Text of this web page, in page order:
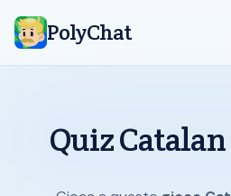
PolyChat
Quiz